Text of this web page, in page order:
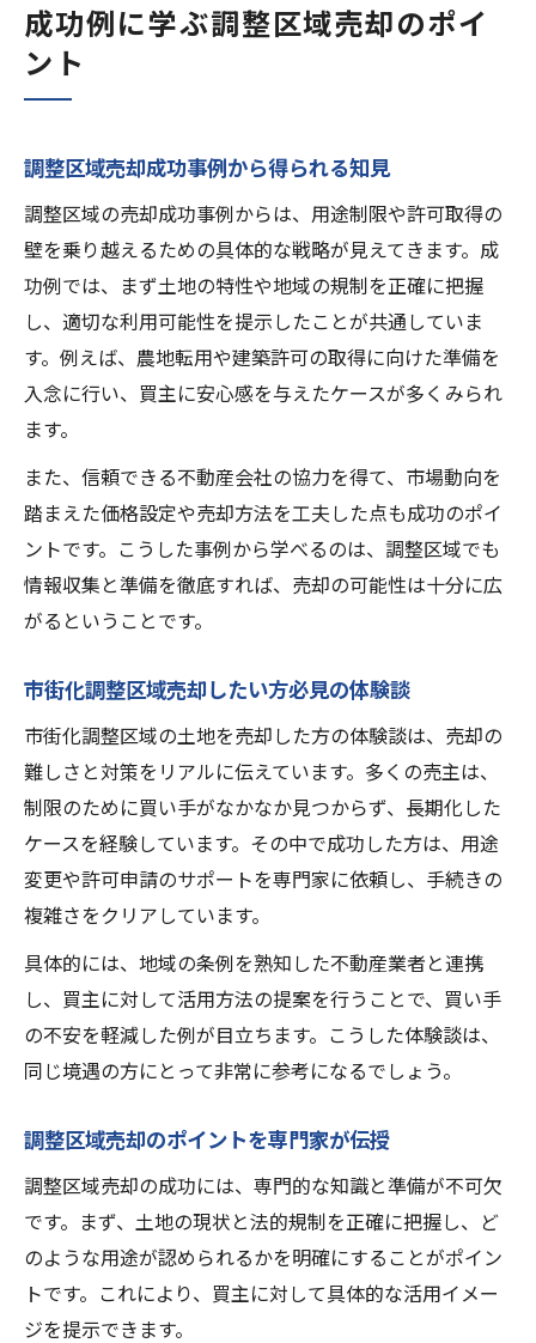
成功例に学ぶ調整区域売却のポイ
ント
調整区域売却成功事例から得られる知見
調整区域の売却成功事例からは、用途制限や許可取得の
壁を乗り越えるための具体的な戦略が見えてきます。成
功例では、まず土地の特性や地域の規制を正確に把握
し、適切な利用可能性を提示したことが共通していま
す。例えば、農地転用や建築許可の取得に向けた準備を
入念に行い、買主に安心感を与えたケースが多くみられ
ます。
また、信頼できる不動産会社の協力を得て、市場動向を
踏まえた価格設定や売却方法を工夫した点も成功のポイ
ントです。こうした事例から学べるのは、調整区域でも
情報収集と準備を徹底すれば、売却の可能性は十分に広
がるということです。
市街化調整区域売却したい方必見の体験談
市街化調整区域の土地を売却した方の体験談は、売却の
難しさと対策をリアルに伝えています。多くの売主は、
制限のために買い手がなかなか見つからず、長期化した
ケースを経験しています。その中で成功した方は、用途
変更や許可申請のサポートを専門家に依頼し、手続きの
複雑さをクリアしています。
具体的には、地域の条例を熟知した不動産業者と連携
し、買主に対して活用方法の提案を行うことで、買い手
の不安を軽減した例が目立ちます。こうした体験談は、
同じ境遇の方にとって非常に参考になるでしょう。
調整区域売却のポイントを専門家が伝授
調整区域売却の成功には、専門的な知識と準備が不可欠
です。まず、土地の現状と法的規制を正確に把握し、ど
のような用途が認められるかを明確にすることがポイン
トです。これにより、買主に対して具体的な活用イメー
ジを提示できます。